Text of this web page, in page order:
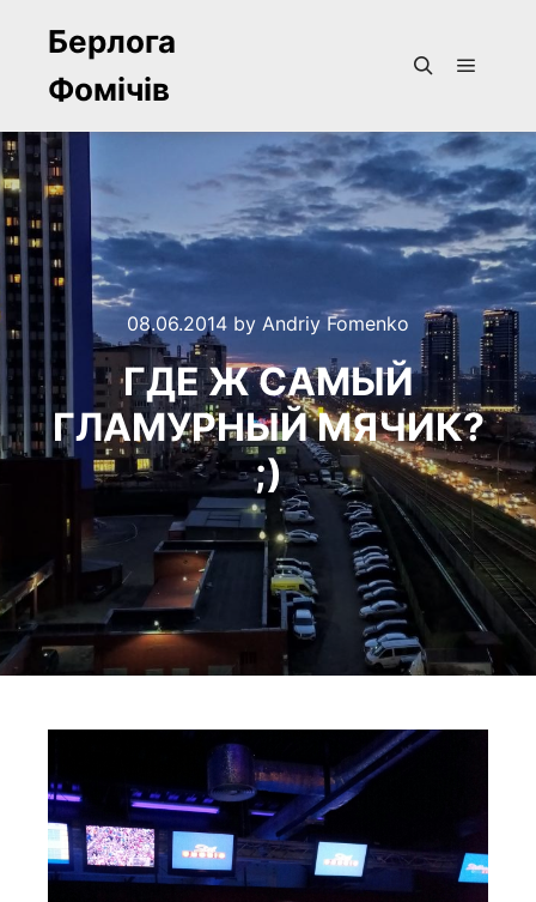
Берлога
Фомічів
08.06.2014 by Andriy Fomenko
ГДЕ Ж САМЫЙ
ГЛАМУРНЫЙ МЯЧИК?
;)